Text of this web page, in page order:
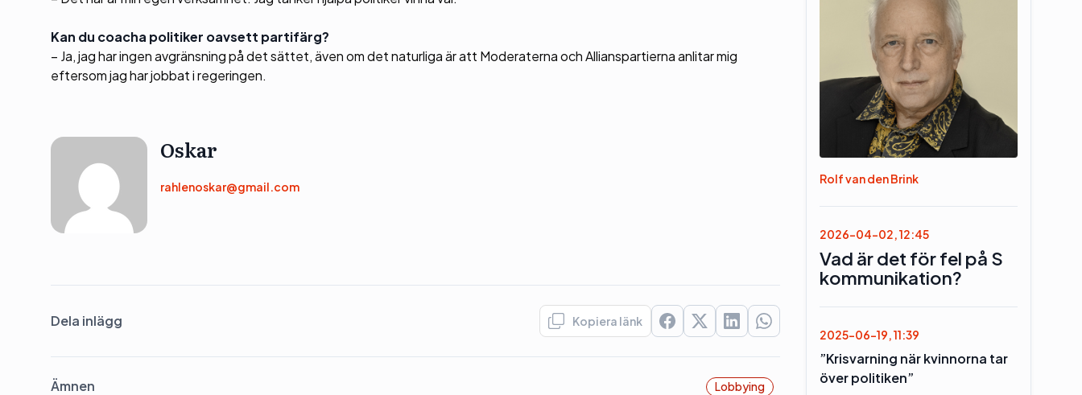
Kan du coacha politiker oavsett partifärg?
– Ja, jag har ingen avgränsning på det sättet, även om det naturliga är att Moderaterna och Allianspartierna anlitar mig
eftersom jag har jobbat i regeringen.
Oskar
rahlenoskar@gmail.com
Dela inlägg Kopiera länk
Ämnen Lobbying
Rolf van den Brink
2026-04-02, 12:45
Vad är det för fel på S
kommunikation?
2025-06-19, 11:39
”Krisvarning när kvinnorna tar
över politiken”